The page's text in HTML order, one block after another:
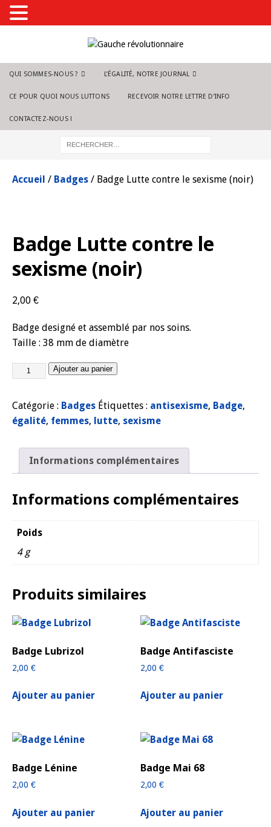
QUI SOMMES-NOUS ? L’ÉGALITÉ, NOTRE JOURNAL
CE POUR QUOI NOUS LUTTONS RECEVOIR NOTRE LETTRE D’INFO
CONTACTEZ-NOUS !
Accueil / Badges / Badge Lutte contre le sexisme (noir)
Badge Lutte contre le
sexisme (noir)
2,00 €
Badge designé et assemblé par nos soins.
Taille : 38 mm de diamètre
Ajouter au panier
Catégorie : Badges Étiquettes : antisexisme, Badge,
égalité, femmes, lutte, sexisme
Informations complémentaires
Informations complémentaires
Poids
4 g
Produits similaires
Badge Lubrizol
2,00 €
Ajouter au panier
Badge Antifasciste
2,00€
Ajouter au panier
Badge Lénine
2,00 €
Ajouter au panier
Badge Mai 68
2,00€
Ajouter au panier